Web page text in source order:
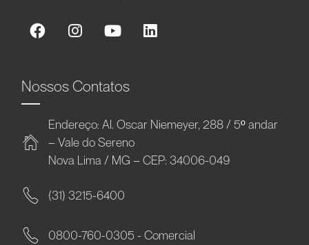
Nossos Contatos
Endereço: Al. Oscar Niemeyer, 288 / 5º andar
– Vale do Sereno
Nova Lima / MG – CEP: 34006-049
(31) 3215-6400
0800-760-0305 - Comercial